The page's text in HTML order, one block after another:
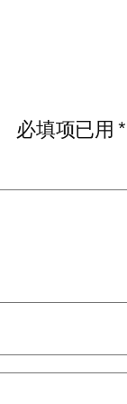
必填项已用*